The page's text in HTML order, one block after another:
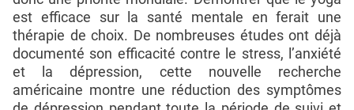
est efficace sur la santé mentale en ferait une
thérapie de choix. De nombreuses études ont déjà
documenté son efficacité contre le stress, l’anxiété
et la dépression, cette nouvelle recherche
américaine montre une réduction des symptômes